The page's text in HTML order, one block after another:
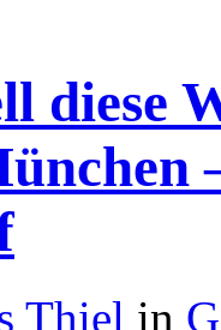
diese
Thiel in